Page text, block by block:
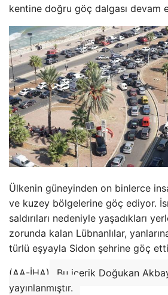
kentine doğru göç dalgası devam
Ülkenin güneyinden on binlerce
ve kuzey bölgelerine göç ediyor.
saldırıları nedeniyle yaşadıkları
zorunda kalan Lübnanlılar,
türlü eşyayla Sidon şehrine göç
(AA-İHA)
Bu içerik Doğukan
yayınlanmıştır.